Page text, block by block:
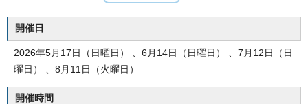
開催日
2026年5月17日（日曜日） 、6月14日（日曜日） 、7月12日（日
曜日） 、8月11日（火曜日）
開催時間